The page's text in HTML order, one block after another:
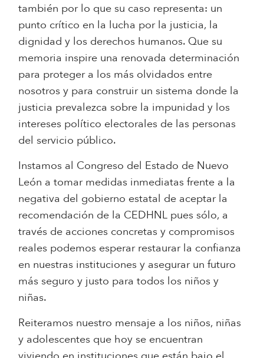
también por lo que su caso representa: un
punto crítico en la lucha por la justicia, la
dignidad y los derechos humanos. Que su
memoria inspire una renovada determinación
para proteger a los más olvidados entre
nosotros y para construir un sistema donde la
justicia prevalezca sobre la impunidad y los
intereses político electorales de las personas
del servicio público.
Instamos al Congreso del Estado de Nuevo
León a tomar medidas inmediatas frente a la
negativa del gobierno estatal de aceptar la
recomendación de la CEDHNL pues sólo, a
través de acciones concretas y compromisos
reales podemos esperar restaurar la confianza
en nuestras instituciones y asegurar un futuro
más seguro y justo para todos los niños y
niñas.
Reiteramos nuestro mensaje a los niños, niñas
y adolescentes que hoy se encuentran